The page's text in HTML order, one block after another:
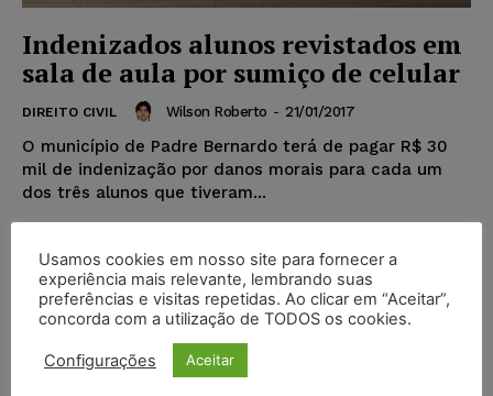
Indenizados alunos revistados em
sala de aula por sumiço de celular
DIREITO CIVIL Wilson Roberto - 21/01/2017
O município de Padre Bernardo terá de pagar R$ 30
mil de indenização por danos morais para cada um
dos três alunos que tiveram...
Popular
Usamos cookies em nosso site para fornecer a
experiência mais relevante, lembrando suas
preferências e visitas repetidas. Ao clicar em “Aceitar”,
concorda com a utilização de TODOS os cookies.
Configurações Aceitar